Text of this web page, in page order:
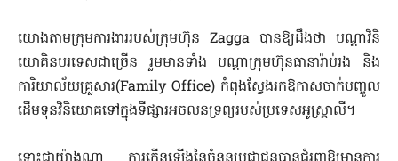
យោងតាមក្រុមការងាររបស់ក្រុមហ៊ុន Zagga បានឱ្យដឹងថា បណ្តាវិនិ
យោគិនបរទេសជាច្រើន រួមមានទាំង បណ្តាក្រុមហ៊ុនធានារ៉ាប់រង និង
ការិយាល័យគ្រួសារ(Family Office) កំពុងស្វែងរកឱកាសចាក់បញ្ចូល
ដើមទុនវិនិយោគទៅក្នុងទីផ្សារអចលនទ្រព្យរបស់ប្រទេសអូស្ត្រាលី។